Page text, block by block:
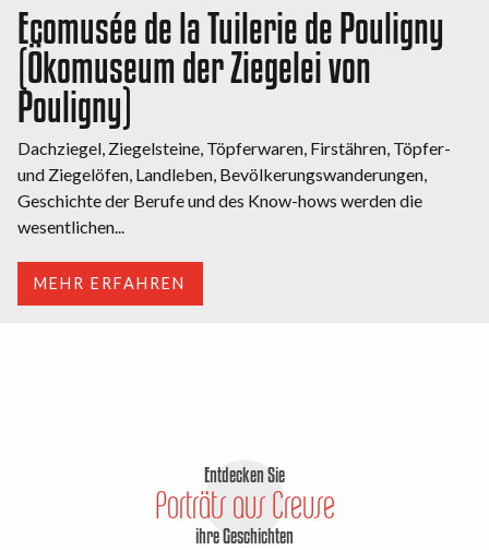
Ecomusée de la Tuilerie de Pouligny
(Ökomuseum der Ziegelei von
Pouligny)
Dachziegel, Ziegelsteine, Töpferwaren, Firstähren, Töpfer-
und Ziegelöfen, Landleben, Bevölkerungswanderungen,
Geschichte der Berufe und des Know-hows werden die
wesentlichen...
MEHR ERFAHREN
Entdecken Sie
Porträts aus Creuse
ihre Geschichten